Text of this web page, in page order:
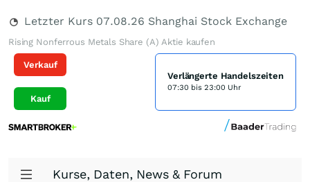
Letzter Kurs 07.08.26 Shanghai Stock Exchange
Rising Nonferrous Metals Share (A) Aktie kaufen
Verkauf
Kauf
Verlängerte Handelszeiten
07:30 bis 23:00 Uhr
Kurse, Daten, News & Forum